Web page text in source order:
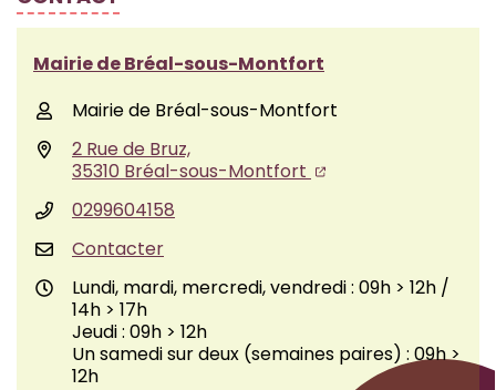
Mairie de Bréal-sous-Montfort
Mairie de Bréal-sous-Montfort
2 Rue de Bruz,
35310 Bréal-sous-Montfort
0299604158
Contacter
Lundi, mardi, mercredi, vendredi : 09h > 12h /
14h > 17h
Jeudi : 09h > 12h
Un samedi sur deux (semaines paires) : 09h >
12h